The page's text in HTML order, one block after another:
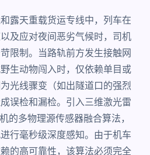
露天重载货运专线中，列车在
及应对夜间恶劣气候时，司机
限制。当路轨前方发生接触网
生动物闯入时，仅依赖单目或
光线骤变（如出隧道口的强烈
误检和漏检。引入三维激光雷
的多物理源传感器融合算法，
行毫秒级深度感知。由于机车
的高可靠性，该算法必须完全